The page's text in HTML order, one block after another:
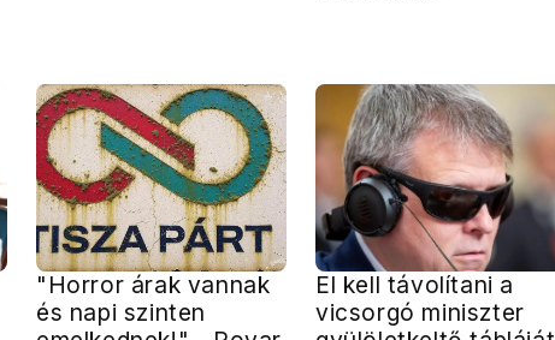
"Horror árak vannak
és napi szinten
El kell távolítani a
vicsorgó miniszter